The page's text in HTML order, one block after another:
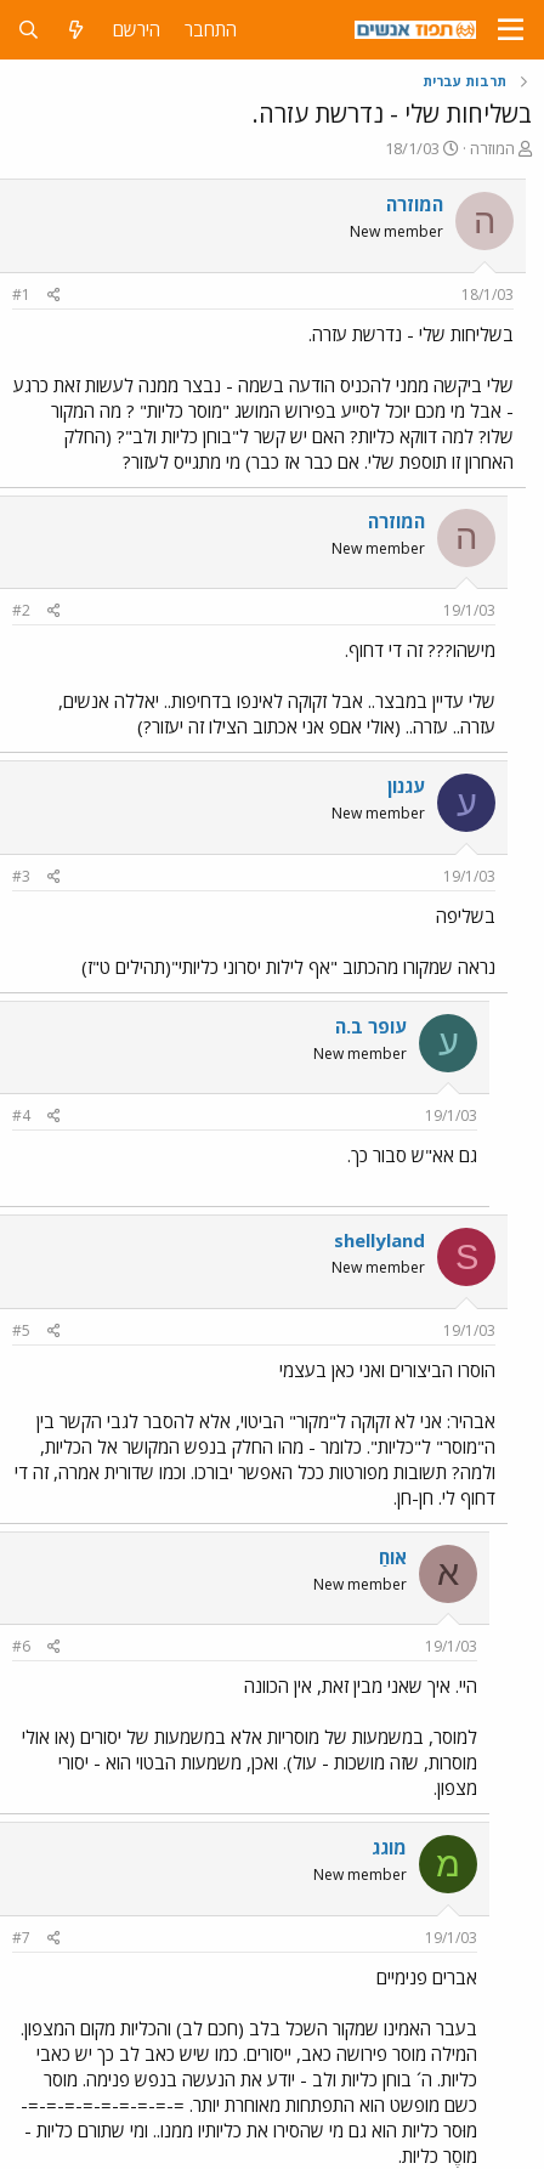
התחבר הירשם
תרבות עברית
בשליחות שלי - נדרשת עזרה.
פ
ח
ה
ו
ש
המוזרה
פ
ס
ם
ת
י
18/1/03
ה המוזרה
New member
18/1/03
#1
בשליחות שלי - נדרשת עזרה.
שלי ביקשה ממני להכניס הודעה בשמה - נבצר ממנה לעשות זאת כרגע
- אבל מי מכם יוכל לסייע בפירוש המושג "מוסר כליות" ? מה המקור
שלו? למה דווקא כליות? האם יש קשר ל"בוחן כליות ולב"? (החלק
האחרון זו תוספת שלי. אם כבר אז כבר) מי מתגייס לעזור?
ה המוזרה
New member
19/1/03
#2
מישהו??? זה די דחוף.
שלי עדיין במבצר.. אבל זקוקה לאינפו בדחיפות.. יאללה אנשים,
עזרה.. עזרה.. (אולי אםפ אני אכתוב הצילו זה יעזור?)
ע עגנון
New member
19/1/03
#3
בשליפה
נראה שמקורו מהכתוב "אף לילות יסרוני כליותי"(תהילים ט"ז)
ע עופר ב.ה
New member
19/1/03
#4
גם אא"ש סבור כך.
S
shellyland
New member
19/1/03
#5
הוסרו הביצורים ואני כאן בעצמי
אבהיר: אני לא זקוקה ל"מקור" הביטוי, אלא להסבר לגבי הקשר בין
ה"מוסר" ל"כליות". כלומר - מהו החלק בנפש המקושר אל הכליות,
ולמה? תשובות מפורטות ככל האפשר יבורכו. וכמו שדורית אמרה, זה די
דחוף לי. חן-חן.
א אוֹחַ
New member
19/1/03
#6
היי. איך שאני מבין זאת, אין הכוונה
למוסר, במשמעות של מוסריות אלא במשמעות של יסורים (או אולי
מוסרות, שזה מושכות - עול). ואכן, משמעות הבטוי הוא - יסורי
מצפון.
מ מוגג
New member
19/1/03
#7
אברים פנימיים
בעבר האמינו שמקור השכל בלב (חכם לב) והכליות מקום המצפון.
המילה מוסר פירושה כאב, ייסורים. כמו שיש כאב לב כך יש כאבי
כליות. ה´ בוחן כליות ולב - יודע את הנעשה בנפש פנימה. מוסר
כשם מופשט הוא התפתחות מאוחרת יותר. =-=-=-=-=-=-=-=-=-
מוּסר כליות הוא גם מי שהסירו את כליותיו ממנו.. ומי שתורם כליות -
מוסֶר כליות.